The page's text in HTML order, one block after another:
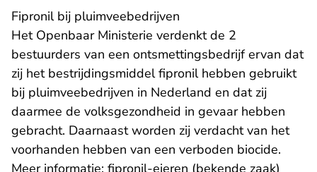
Fipronil bij pluimveebedrijven
Het Openbaar Ministerie verdenkt de 2
bestuurders van een ontsmettingsbedrijf ervan dat
zij het bestrijdingsmiddel fipronil hebben gebruikt
bij pluimveebedrijven in Nederland en dat zij
daarmee de volksgezondheid in gevaar hebben
gebracht. Daarnaast worden zij verdacht van het
voorhanden hebben van een verboden biocide.
Meer informatie: fipronil-eieren (bekende zaak)